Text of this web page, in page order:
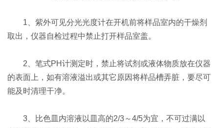
1、紫外可见分光光度计在开机前将样品室内的干燥剂
取出，仪器自检过程中禁止打开样品室盖。
2、笔式PH计测定时，禁止将试剂或液体物质放在仪器
的表面上，如有溶液溢出或其它原因将样品槽弄脏，要尽可
能及时清理干净。
3、比色皿内溶液以皿高的2/3～4/5为宜，不可过满以